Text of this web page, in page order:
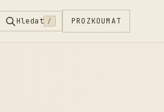
Hledat / PROZKOUMAT